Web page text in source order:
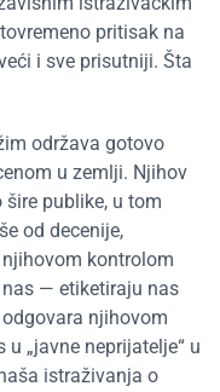
pritisak na
i sve prisutniji. Šta
održava gotovo
u zemlji. Njihov
publike, u tom
od decenije,
kontrolom
— etiketiraju nas
njihovom
„javne neprijatelje“ u
istraživanja o